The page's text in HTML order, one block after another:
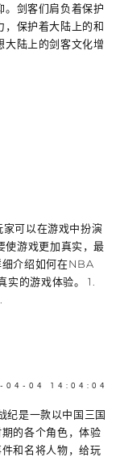
。剑客们肩负着保护
，保护着大陆上的和
大陆上的剑客文化增
可以在游戏中扮演
使游戏更加真实，最
细介绍如何在NBA
的游戏体验。 1.
04-04 14:04:04
纪是一款以中国三国
的各个角色，体验
和名将人物，给玩